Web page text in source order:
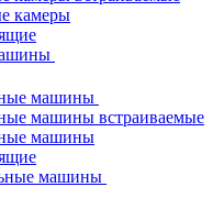
камеры
машины
машины встраиваемые
машины
машины